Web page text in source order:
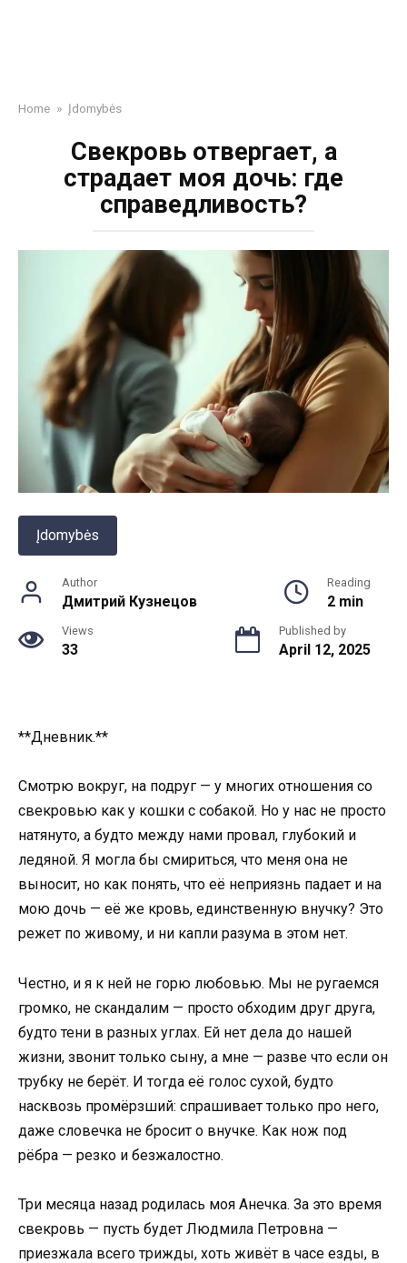
Home » Įdomybės
Свекровь отвергает, а
страдает моя дочь: где
справедливость?
Įdomybės
Author
Дмитрий Кузнецов
Reading
2 min
Views
33
Published by
April 12, 2025
**Дневник.**
Смотрю вокруг, на подруг — у многих отношения со
свекровью как у кошки с собакой. Но у нас не просто
натянуто, а будто между нами провал, глубокий и
ледяной. Я могла бы смириться, что меня она не
выносит, но как понять, что её неприязнь падает и на
мою дочь — её же кровь, единственную внучку? Это
режет по живому, и ни капли разума в этом нет.
Честно, и я к ней не горю любовью. Мы не ругаемся
громко, не скандалим — просто обходим друг друга,
будто тени в разных углах. Ей нет дела до нашей
жизни, звонит только сыну, а мне — разве что если он
трубку не берёт. И тогда её голос сухой, будто
насквозь промёрзший: спрашивает только про него,
даже словечка не бросит о внучке. Как нож под
рёбра — резко и безжалостно.
Три месяца назад родилась моя Анечка. За это время
свекровь — пусть будет Людмила Петровна —
приезжала всего трижды, хоть живёт в часе езды, в